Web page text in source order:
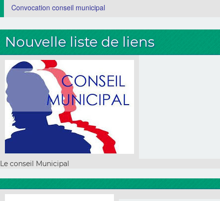
Convocation conseil municipal
Nouvelle liste de liens
Le conseil Municipal